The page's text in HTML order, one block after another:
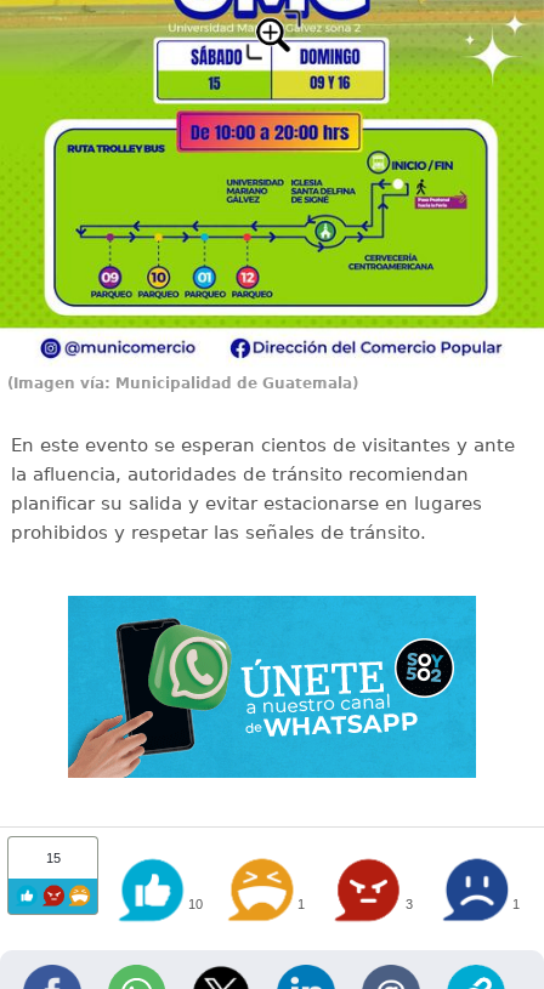
(Imagen vía: Municipalidad de Guatemala)
En este evento se esperan cientos de visitantes y ante
la afluencia, autoridades de tránsito recomiendan
planificar su salida y evitar estacionarse en lugares
prohibidos y respetar las señales de tránsito.
15
10 1 3 1